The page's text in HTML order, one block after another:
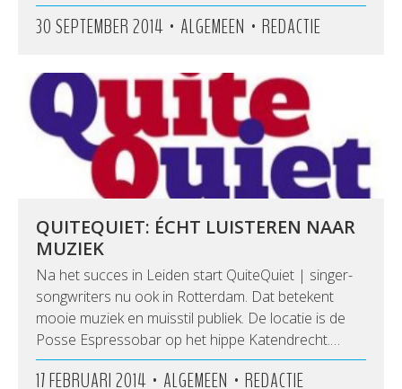
30 SEPTEMBER 2014 • ALGEMEEN • REDACTIE
QUITEQUIET: ÉCHT LUISTEREN NAAR
MUZIEK
Na het succes in Leiden start QuiteQuiet | singer-
songwriters nu ook in Rotterdam. Dat betekent
mooie muziek en muisstil publiek. De locatie is de
Posse Espressobar op het hippe Katendrecht.…
17 FEBRUARI 2014 • ALGEMEEN • REDACTIE